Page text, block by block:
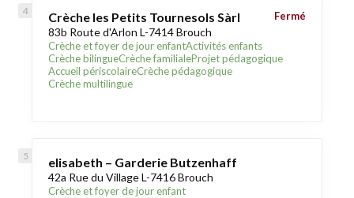
Crèche les Petits Tournesols Sàrl
83b Route d'Arlon L-7414 Brouch
Crèche et foyer de jour enfantActivités enfants
Crèche bilingueCrèche familialeProjet pédagogique
Accueil périscolaireCrèche pédagogique
Crèche multilingue
Fermé
elisabeth – Garderie Butzenhaff
42a Rue du Village L-7416 Brouch
Crèche et foyer de jour enfant